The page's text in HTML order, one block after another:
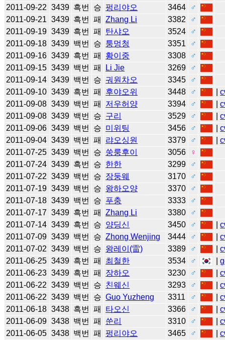
2011-09-22 3439 흑번 승 펑리야오 3464
♂
2011-09-21 3439 흑번 패 Zhang Li 3382
♂
2011-09-19 3439 흑번 패 탄샤오 3524
♂
2011-09-18 3439 백번 승 퉁멍청 3351
♂
2011-09-16 3439 흑번 패 황이중 3308
♂
2011-09-15 3439 백번 패 Li Jie 3269
♂
2011-09-14 3439 백번 승 궈원차오 3345
♂
2011-09-10 3439 흑번 패 후야오위 3448 ♂ |
2011-09-08 3439 백번 패 저우허양 3394 ♂ |
2011-09-08 3439 백번 승 구리 3529 ♂ |
2011-09-06 3439 백번 승 미위팅 3456 ♂ |
2011-09-04 3439 백번 패 랴오싱원 3379 ♂ |
2011-07-25 3439 백번 승 쑹룽후이 3056
♀
2011-07-24 3439 흑번 승 한한 3299
♂
2011-07-22 3439 백번 승 장둥웨 3170
♂
2011-07-19 3439 백번 승 왕하오양 3370
♂
2011-07-18 3439 백번 승 푸충 3333
♂
2011-07-17 3439 흑번 패 Zhang Li 3380
♂
2011-07-14 3439 흑번 승 양딩신 3450 ♂ |
2011-07-09 3439 백번 승 Zhong Wenjing 3444 ♂ |
2011-07-02 3439 백번 승 왕레이(雷) 3389 ♂ |
2011-06-25 3439 흑번 패 최철한 3534 ♂ |
2011-06-23 3439 흑번 패 장하오 3230 ♂ |
2011-06-22 3439 백번 승 친웨신 3293 ♂ |
2011-06-22 3439 백번 승 Guo Yuzheng 3311 ♂ |
2011-06-18 3438 흑번 패 타오신 3366 ♂ |
2011-06-09 3438 백번 패 쑨리 3310 ♂ |
2011-06-05 3438 백번 패 펑리야오 3465 ♂ |